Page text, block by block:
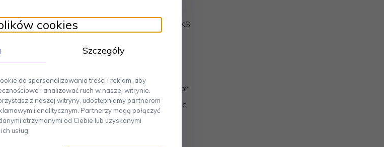
HAPPY SiNKS
House Doctor
House Nordic
Hübsch
cookies
Szczegóły
do spersonalizowania treści i reklam, aby
i analizować ruch w naszej witrynie.
z naszej witryny, udostępniamy partnerom
i analitycznym. Partnerzy mogą połączyć
otrzymanymi od Ciebie lub uzyskanymi
usług.